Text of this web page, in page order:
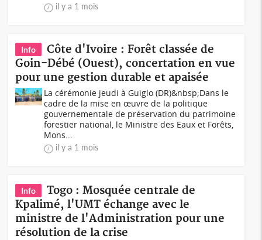
il y a 1 mois
Info
Côte d'Ivoire : Forêt classée de
Goin-Débé (Ouest), concertation en vue
pour une gestion durable et apaisée
La cérémonie jeudi à Guiglo (DR)&nbsp;Dans le
cadre de la mise en œuvre de la politique
gouvernementale de préservation du patrimoine
forestier national, le Ministre des Eaux et Forêts,
Mons...
il y a 1 mois
Info
Togo : Mosquée centrale de
Kpalimé, l'UMT échange avec le
ministre de l'Administration pour une
résolution de la crise